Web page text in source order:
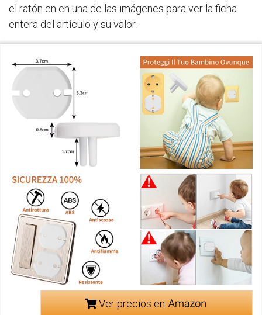
el ratón en en una de las imágenes para ver la ficha
entera del artículo y su valor.
Ver precios en